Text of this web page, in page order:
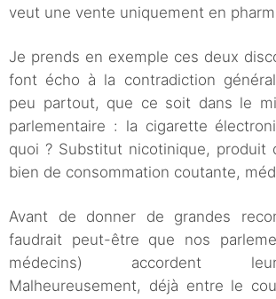
veut une vente uniquement en
Je prends en exemple ces deux
font écho à la contradiction
peu partout, que ce soit dans le
parlementaire : la cigarette
quoi ? Substitut nicotinique, produit
bien de consommation coutante,
Avant de donner de grandes
faudrait peut-être que nos
médecins) accordent
Malheureusement, déjà entre le